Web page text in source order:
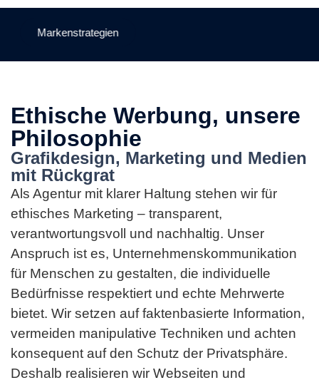
Markenstrategien
Ethische Werbung, unsere
Philosophie
Grafikdesign, Marketing und Medien
mit Rückgrat
Als Agentur mit klarer Haltung stehen wir für
ethisches Marketing – transparent,
verantwortungsvoll und nachhaltig. Unser
Anspruch ist es, Unternehmenskommunikation
für Menschen zu gestalten, die individuelle
Bedürfnisse respektiert und echte Mehrwerte
bietet. Wir setzen auf faktenbasierte Information,
vermeiden manipulative Techniken und achten
konsequent auf den Schutz der Privatsphäre.
Deshalb realisieren wir Webseiten und